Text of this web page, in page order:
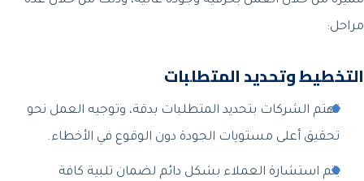
مراحل:
التخطيط وتحديد المتطلبات
تهتم الشركات بتحديد المتطلبات بدقة، وتوجيه العمل نحو
تحقيق أعلى مستويات الجودة دون الوقوع في الأخطاء.
يتم استشارة العملاء بشكل دائم لضمان تلبية كافة